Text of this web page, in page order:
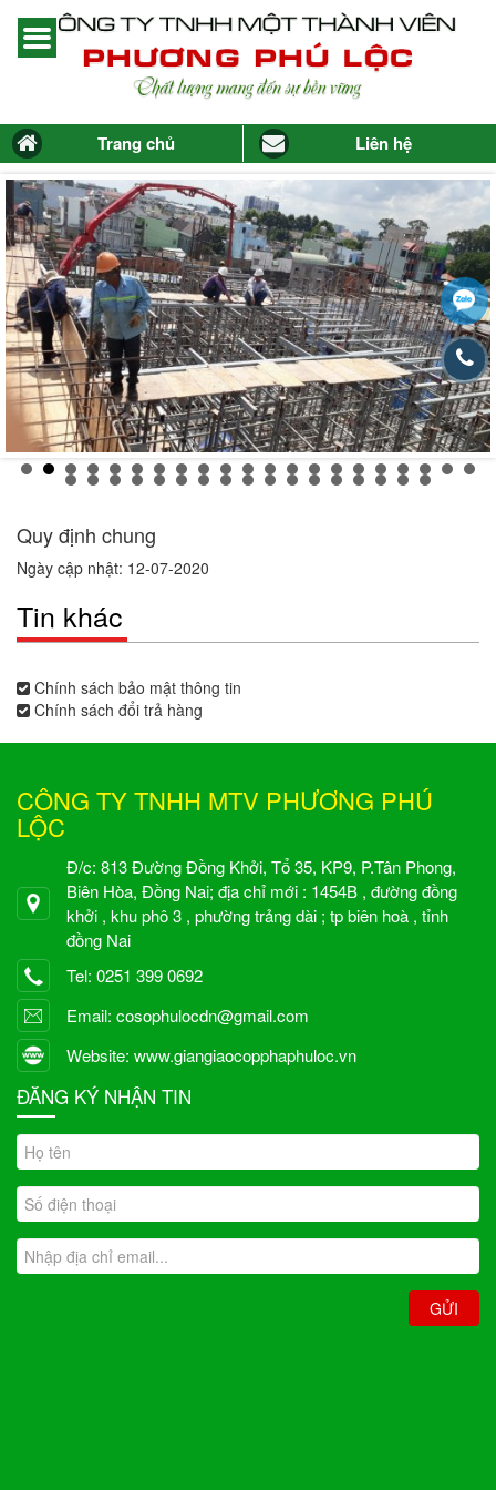
Trang chủ Liên hệ
Quy định chung
Ngày cập nhật: 12-07-2020
Tin khác
Chính sách bảo mật thông tin
Chính sách đổi trả hàng
CÔNG TY TNHH MTV PHƯƠNG PHÚ
LỘC
Đ/c: 813 Đường Đồng Khởi, Tổ 35, KP9, P.Tân Phong,
Biên Hòa, Đồng Nai; địa chỉ mới : 1454B , đường đồng
khởi , khu phô 3 , phường trảng dài ; tp biên hoà , tỉnh
đồng Nai
Tel: 0251 399 0692
Email: cosophulocdn@gmail.com
Website: www.giangiaocopphaphuloc.vn
ĐĂNG KÝ NHẬN TIN
GỬI